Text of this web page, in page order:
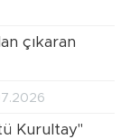
çıkaran
Kurultay"